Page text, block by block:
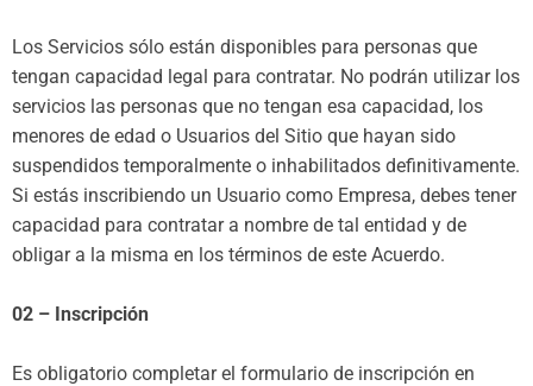
Los Servicios sólo están disponibles para personas que
tengan capacidad legal para contratar. No podrán utilizar los
servicios las personas que no tengan esa capacidad, los
menores de edad o Usuarios del Sitio que hayan sido
suspendidos temporalmente o inhabilitados definitivamente.
Si estás inscribiendo un Usuario como Empresa, debes tener
capacidad para contratar a nombre de tal entidad y de
obligar a la misma en los términos de este Acuerdo.
02 – Inscripción
Es obligatorio completar el formulario de inscripción en